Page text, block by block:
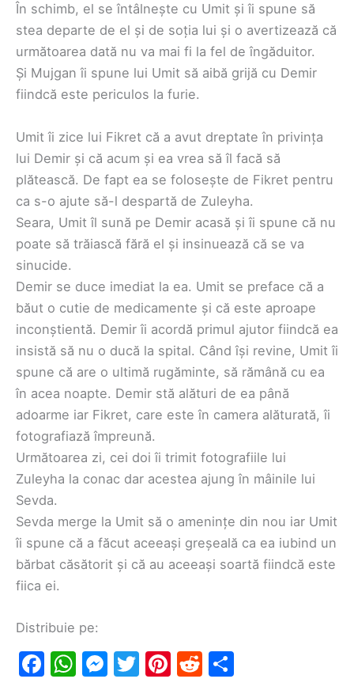
În schimb, el se întâlnește cu Umit și îi spune să
stea departe de el și de soția lui și o avertizează că
următoarea dată nu va mai fi la fel de îngăduitor.
Și Mujgan îi spune lui Umit să aibă grijă cu Demir
fiindcă este periculos la furie.
Umit îi zice lui Fikret că a avut dreptate în privința
lui Demir și că acum și ea vrea să îl facă să
plătească. De fapt ea se folosește de Fikret pentru
ca s-o ajute să-l despartă de Zuleyha.
Seara, Umit îl sună pe Demir acasă și îi spune că nu
poate să trăiască fără el și insinuează că se va
sinucide.
Demir se duce imediat la ea. Umit se preface că a
băut o cutie de medicamente și că este aproape
inconștientă. Demir îi acordă primul ajutor fiindcă ea
insistă să nu o ducă la spital. Când își revine, Umit îi
spune că are o ultimă rugăminte, să rămână cu ea
în acea noapte. Demir stă alături de ea până
adoarme iar Fikret, care este în camera alăturată, îi
fotografiază împreună.
Următoarea zi, cei doi îi trimit fotografiile lui
Zuleyha la conac dar acestea ajung în mâinile lui
Sevda.
Sevda merge la Umit să o amenințe din nou iar Umit
îi spune că a făcut aceeași greșeală ca ea iubind un
bărbat căsătorit și că au aceeași soartă fiindcă este
fiica ei.
Distribuie pe:
F
W M T
Pi R